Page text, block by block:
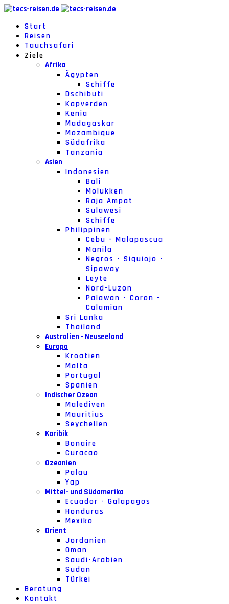
Start
Reisen
Tauchsafari
Ziele
Afrika
Ägypten
Schiffe
Dschibuti
Kapverden
Kenia
Madagaskar
Mozambique
Südafrika
Tanzania
Asien
Indonesien
Bali
Molukken
Raja Ampat
Sulawesi
Schiffe
Philippinen
Cebu - Malapascua
Manila
Negros - Siquiojo -
Sipaway
Leyte
Nord-Luzon
Palawan - Coron -
Calamian
Sri Lanka
Thailand
Australien - Neuseeland
Europa
Kroatien
Malta
Portugal
Spanien
Indischer Ozean
Malediven
Mauritius
Seychellen
Karibik
Bonaire
Curacao
Ozeanien
Palau
Yap
Mittel- und Südamerika
Ecuador - Galapagos
Honduras
Mexiko
Orient
Jordanien
Oman
Saudi-Arabien
Sudan
Türkei
Beratung
Kontakt